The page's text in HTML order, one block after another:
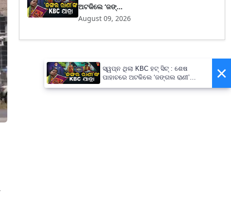
ଅଟକିଲେ ‘ଜଙ୍...
August 09, 2026
×
ସ୍ୱପ୍ନ ଥିଲା KBC ହଟ୍ ସିଟ୍ : ଶେଷ
ପାହାଚରେ ଅଟକିଲେ ‘ଜଙ୍ଗଲ ରାଣୀ’